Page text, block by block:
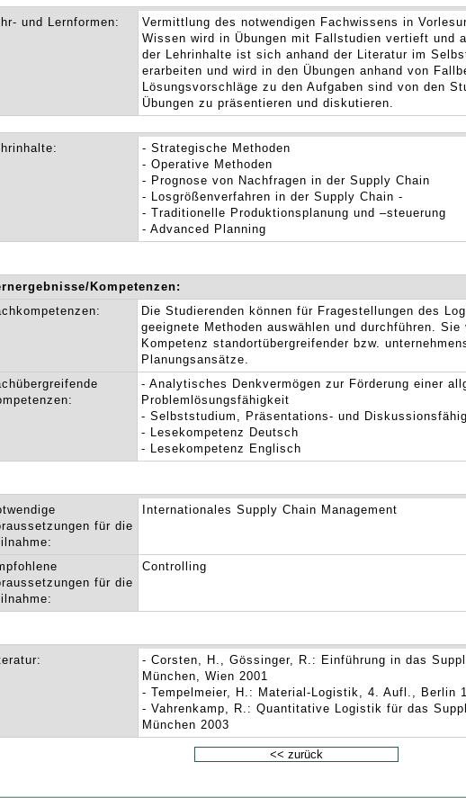
und Lernformen:
Vermittlung des notwendigen Fachwissens in
Wissen wird in Übungen mit Fallstudien vertieft und
der Lehrinhalte ist sich anhand der Literatur im
erarbeiten und wird in den Übungen anhand von
Lösungsvorschläge zu den Aufgaben sind von den
Übungen zu präsentieren und diskutieren.
- Strategische Methoden
- Operative Methoden
- Prognose von Nachfragen in der Supply Chain
- Losgrößenverfahren in der Supply Chain -
- Traditionelle Produktionsplanung und –steuerung
- Advanced Planning
Kompetenzen:
Die Studierenden können für Fragestellungen des
geeignete Methoden auswählen und durchführen. Sie
Kompetenz standortübergreifender bzw.
Planungsansätze.
- Analytisches Denkvermögen zur Förderung einer
Problemlösungsfähigkeit
- Selbststudium, Präsentations- und
- Lesekompetenz Deutsch
- Lesekompetenz Englisch
für die
Internationales Supply Chain Management
für die
Controlling
- Corsten, H., Gössinger, R.: Einführung in das
München, Wien 2001
- Tempelmeier, H.: Material-Logistik, 4. Aufl., Berlin
- Vahrenkamp, R.: Quantitative Logistik für das
München 2003